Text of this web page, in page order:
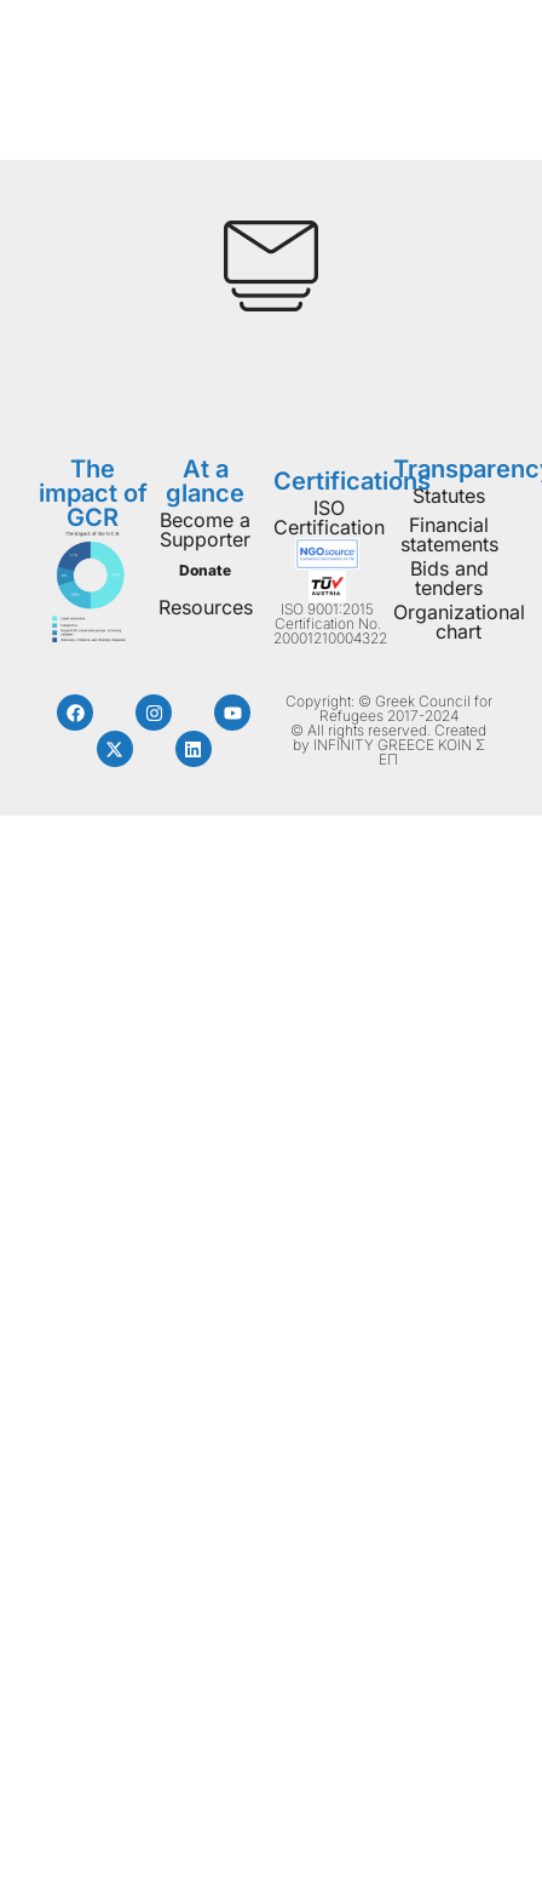
The
impact of
GCR
At a
glance
Become a
Supporter
Donate
Resources
Certifications
ISO
Certification
ISO 9001:2015
Certification No.
20001210004322
Statutes
Financial
statements
Bids and
tenders
Organizational
chart
Copyright: © Greek Council for
Refugees 2017-2024
© All rights reserved. Created
by INFINITY GREECE ΚΟΙΝ Σ
ΕΠ